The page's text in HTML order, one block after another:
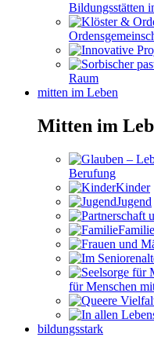
Bildungsstätten
Raum
mitten im Leben
Mitten im
Berufung
Kinder
Jugend
Familie
für Menschen
bildungsstark